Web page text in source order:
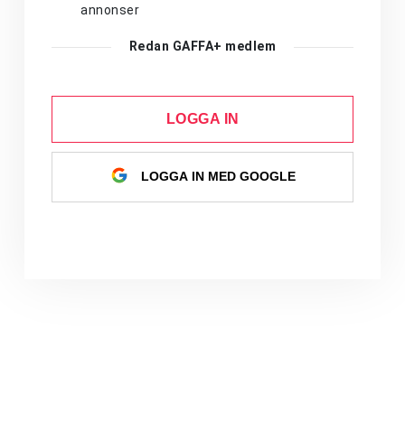
annonser
Redan GAFFA+ medlem
LOGGA IN
LOGGA IN MED GOOGLE